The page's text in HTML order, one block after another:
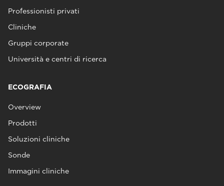
Professionisti privati
Cliniche
Gruppi corporate
Università e centri di ricerca
ECOGRAFIA
Overview
Prodotti
Soluzioni cliniche
Sonde
Immagini cliniche